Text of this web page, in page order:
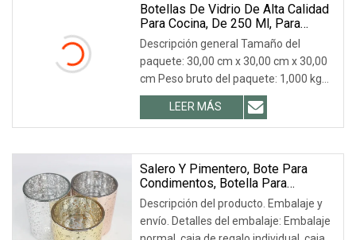
Botellas De Vidrio De Alta Calidad
Para Cocina, De 250 Ml, Para
Almacenar Especias, Pimienta,
Miel Y Aceite, Con Cuchara, Cepillo
Y Cucharón.
Descripción general Tamaño del
paquete: 30,00 cm x 30,00 cm x 30,00
cm Peso bruto del paquete: 1,000 kg
Detalles del producto Nuestro servicio
personalizado. ¡Envíenos una consulta
para obtener más detalles de este
en Xuzhou
LEER MÁS
Salero Y Pimentero, Bote Para
Condimentos, Botella Para
Especias Con Tapa De Acero
Inoxidable
Descripción del producto. Embalaje y
envío. Detalles del embalaje: Embalaje